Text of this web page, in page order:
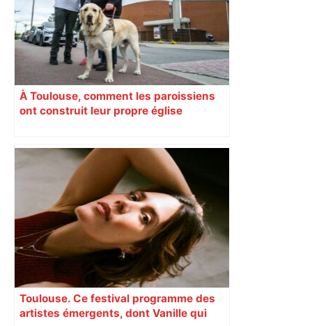
À Toulouse, comment les paroissiens
ont construit leur propre église
Toulouse. Ce festival programme des
artistes émergents, dont Vanille qui